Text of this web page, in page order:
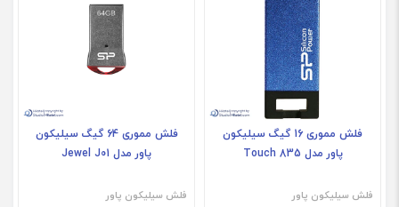
فلش مموری 16 گیگ سیلیکون
پاور مدل Touch 835
فلش سیلیکون پاور
فلش مموری 64 گیگ سیلیکون
پاور مدل Jewel J01
فلش سیلیکون پاور